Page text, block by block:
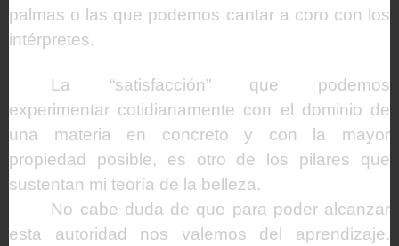
palmas o las que podemos cantar a coro con los
intérpretes.
La “satisfacción” que podemos
experimentar cotidianamente con el dominio de
una materia en concreto y con la mayor
propiedad posible, es otro de los pilares que
sustentan mi teoría de la belleza.
No cabe duda de que para poder alcanzar
esta autoridad nos valemos del aprendizaje.